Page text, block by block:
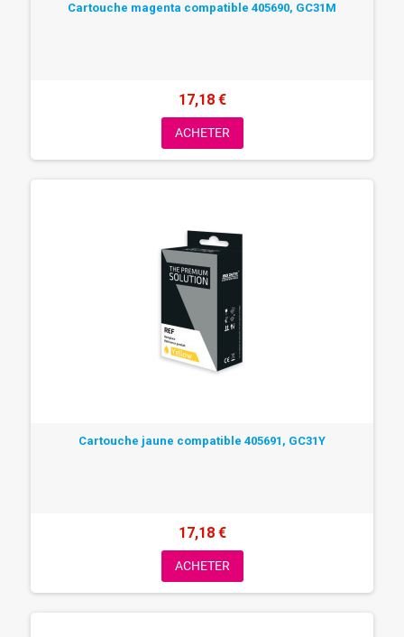
Cartouche magenta compatible 405690, GC31M
17,18 €
ACHETER
Cartouche jaune compatible 405691, GC31Y
17,18 €
ACHETER